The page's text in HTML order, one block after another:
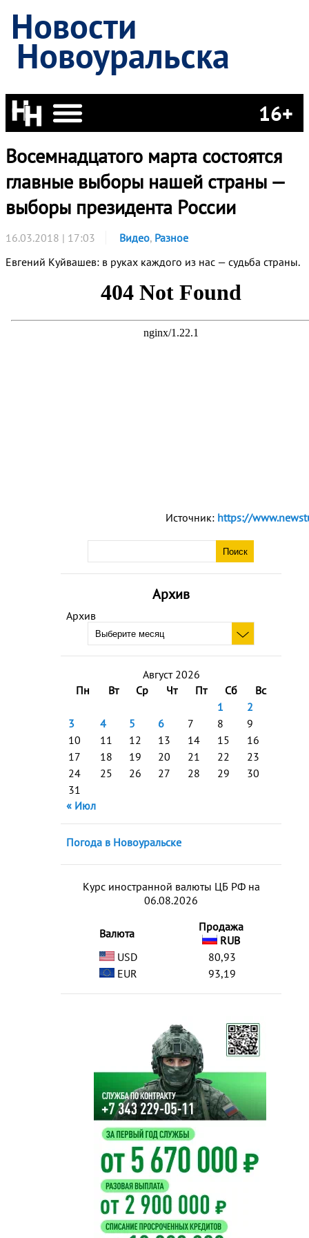
Новости
Новоуральска
16+
Архив
Архив
Август 2026
Пн
Вт Ср Чт Пт Сб
Вс
1
2
3
4 5 6 7 8
9
10
11 12 13 14 15
16
17
18 19 20 21 22
23
24
25 26 27 28 29
30
31
« Июл
Погода в Новоуральске
Курс иностранной валюты ЦБ РФ на
06.08.2026
Валюта
Продажа
RUB
USD
80,93
EUR
93,19
Восемнадцатого марта состоятся
главные выборы нашей страны —
выборы президента России
16.03.2018 | 17:03 Видео, Разное
Евгений Куйвашев: в руках каждого из нас — судьба страны.
Источник: https://